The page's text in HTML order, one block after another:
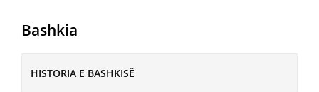
Bashkia
HISTORIA E BASHKISË